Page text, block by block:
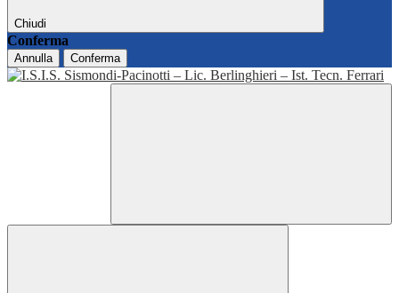
Chiudi
Conferma
Annulla Conferma